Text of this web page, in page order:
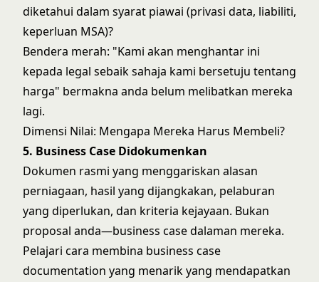
diketahui dalam syarat piawai (privasi data, liabiliti,
keperluan MSA)?
Bendera merah: "Kami akan menghantar ini
kepada legal sebaik sahaja kami bersetuju tentang
harga" bermakna anda belum melibatkan mereka
lagi.
Dimensi Nilai: Mengapa Mereka Harus Membeli?
5. Business Case Didokumenkan
Dokumen rasmi yang menggariskan alasan
perniagaan, hasil yang dijangkakan, pelaburan
yang diperlukan, dan kriteria kejayaan. Bukan
proposal anda—business case dalaman mereka.
Pelajari cara membina business case
documentation yang menarik yang mendapatkan